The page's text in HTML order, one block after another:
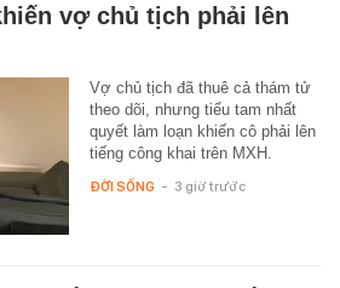
vợ chủ tịch phải lên
Vợ chủ tịch đã thuê cả thám tử
theo dõi, nhưng tiểu tam nhất
quyết làm loạn khiến cô phải lên
tiếng công khai trên MXH.
ĐỜI SỐNG - 3 giờ trước